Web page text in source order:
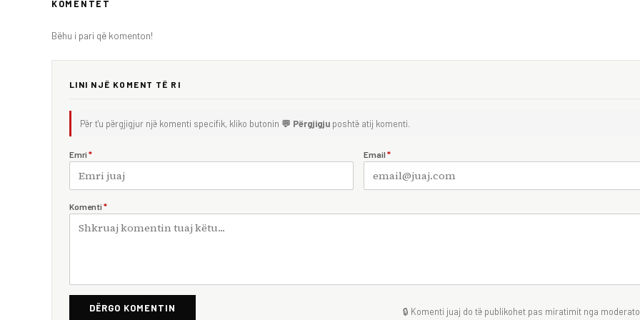
KOMENTET
Bëhu i pari që komenton!
LINI NJË KOMENT TË RI
Për t'u përgjigjur një komenti specifik, kliko butonin 💬 Përgjigju poshtë atij komenti.
Emri * Email *
Komenti *
DËRGO KOMENTIN 🔒 Komenti juaj do të publikohet pas miratimit nga